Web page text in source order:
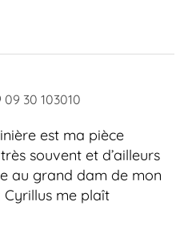
30 103010
est ma pièce
souvent et d’ailleurs
au grand dam de mon
Cyrillus me plaît